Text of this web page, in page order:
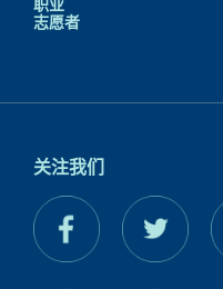
职业
志愿者
关注我们